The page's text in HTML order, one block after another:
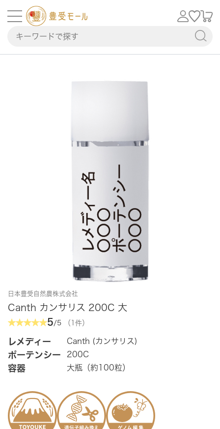
日本豊受自然農株式会社
Canth カンサリス 200C 大
5/5 （1件）
レメディー Canth (カンサリス)
ポーテンシー 200C
容器 大瓶（約100粒）